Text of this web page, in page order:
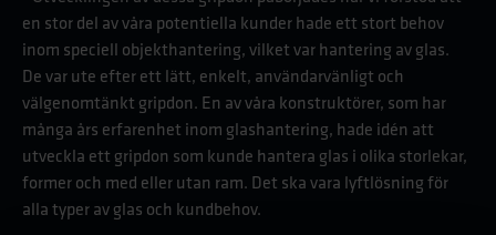
en stor del av våra potentiella kunder hade ett stort behov
inom speciell objekthantering, vilket var hantering av glas.
De var ute efter ett lätt, enkelt, användarvänligt och
välgenomtänkt gripdon. En av våra konstruktörer, som har
många års erfarenhet inom glashantering, hade idén att
utveckla ett gripdon som kunde hantera glas i olika storlekar,
former och med eller utan ram. Det ska vara lyftlösning för
alla typer av glas och kundbehov.